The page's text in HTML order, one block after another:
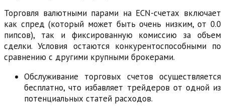
Торговля валютными парами на ECN-счетах включает
как спред (который может быть очень низким, от 0.0
пипсов), так и фиксированную комиссию за объем
сделки. Условия остаются конкурентоспособными по
сравнению с другими крупными брокерами.
Обслуживание торговых счетов осуществляется
бесплатно, что избавляет трейдеров от одной из
потенциальных статей расходов.